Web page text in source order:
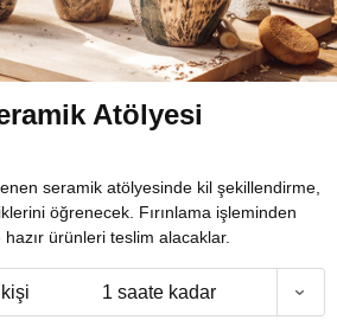
Atölyesi
seramik atölyesinde kil şekillendirme,
öğrenecek. Fırınlama işleminden
ürünleri teslim alacaklar.
1 saate kadar